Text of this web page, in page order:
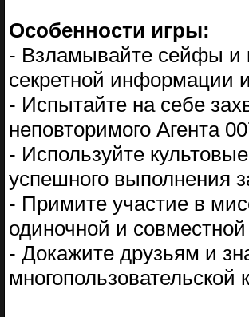
Особенности игры:
- Взламывайте сейфы и
секретной информации
- Испытайте на себе
неповторимого Агента
- Используйте
успешного выполнения
- Примите участие в
одиночной и совместной
- Докажите друзьям и